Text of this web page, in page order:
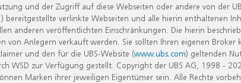
und der Zugriff auf diese Webseiten oder andere von der
verlinkte Webseiten und alle hierin enthaltenen
anderen veröffentlichten Einschränkungen. Die hierin
Anlegern verkauft werden. Sie sollten Ihren eigenen
und den für die UBS-Website (www.ubs.com) geltenden
zur Verfügung gestellt. Copyright der UBS AG, 1998 -
Marken ihrer jeweiligen Eigentümer sein. Alle Rechte